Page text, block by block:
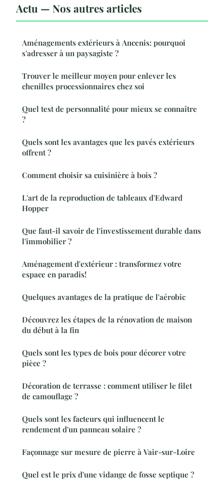
Actu — Nos autres articles
Aménagements extérieurs à Ancenis: pourquoi
s'adresser à un paysagiste ?
Trouver le meilleur moyen pour enlever les
chenilles processionnaires chez soi
Quel test de personnalité pour mieux se connaître
?
Quels sont les avantages que les pavés extérieurs
offrent ?
Comment choisir sa cuisinière à bois ?
L'art de la reproduction de tableaux d'Edward
Hopper
Que faut-il savoir de l'investissement durable dans
l'immobilier ?
Aménagement d'extérieur : transformez votre
espace en paradis!
Quelques avantages de la pratique de l'aérobic
Découvrez les étapes de la rénovation de maison
du début à la fin
Quels sont les types de bois pour décorer votre
pièce ?
Décoration de terrasse : comment utiliser le filet
de camouflage ?
Quels sont les facteurs qui influencent le
rendement d'un panneau solaire ?
Façonnage sur mesure de pierre à Vair-sur-Loire
Quel est le prix d'une vidange de fosse septique ?